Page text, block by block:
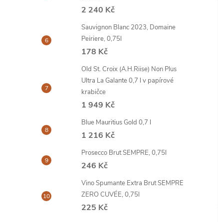
2 240 Kč
Sauvignon Blanc 2023, Domaine
Peiriere, 0,75l
178 Kč
Old St. Croix (A.H.Riise) Non Plus
Ultra La Galante 0,7 l v papírové
krabičce
1 949 Kč
Blue Mauritius Gold 0,7 l
1 216 Kč
Prosecco Brut SEMPRE, 0,75l
246 Kč
Vino Spumante Extra Brut SEMPRE
ZERO CUVÉE, 0,75l
225 Kč